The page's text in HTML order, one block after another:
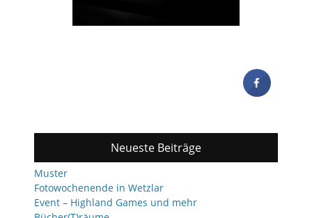
Neueste Beiträge
Muster
Fotowochenende in Wetzlar
Event – Highland Games und mehr